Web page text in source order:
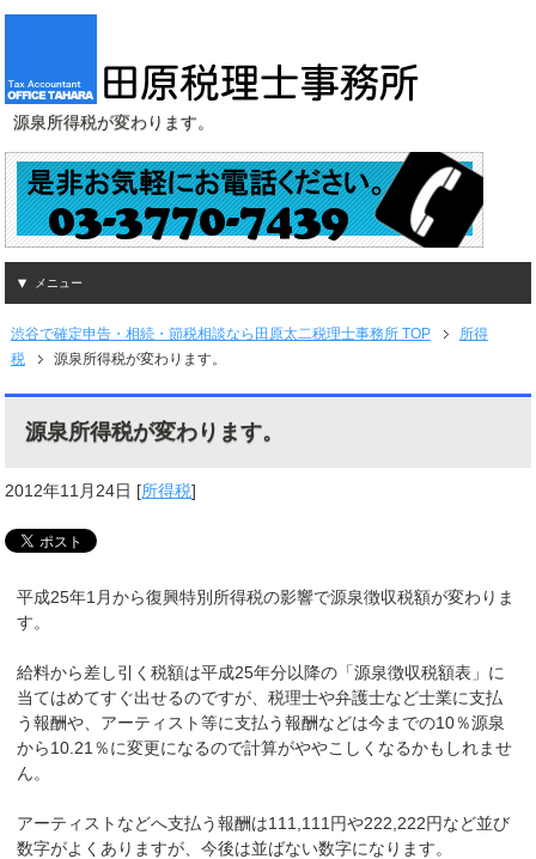
源泉所得税が変わります。
メニュー
渋谷で確定申告・相続・節税相談なら田原太二税理士事務所 TOP
所得
税
源泉所得税が変わります。
源泉所得税が変わります。
2012年11月24日 [所得税]
平成25年1月から復興特別所得税の影響で源泉徴収税額が変わりま
す。
給料から差し引く税額は平成25年分以降の「源泉徴収税額表」に
当てはめてすぐ出せるのですが、税理士や弁護士など士業に支払
う報酬や、アーティスト等に支払う報酬などは今までの10％源泉
から10.21％に変更になるので計算がややこしくなるかもしれませ
ん。
アーティストなどへ支払う報酬は111,111円や222,222円など並び
数字がよくありますが、今後は並ばない数字になります。